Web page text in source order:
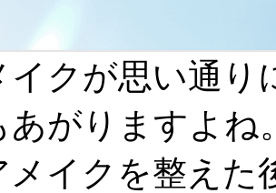
定期お
イクが思い通り
あがりますよ
メイクを整え